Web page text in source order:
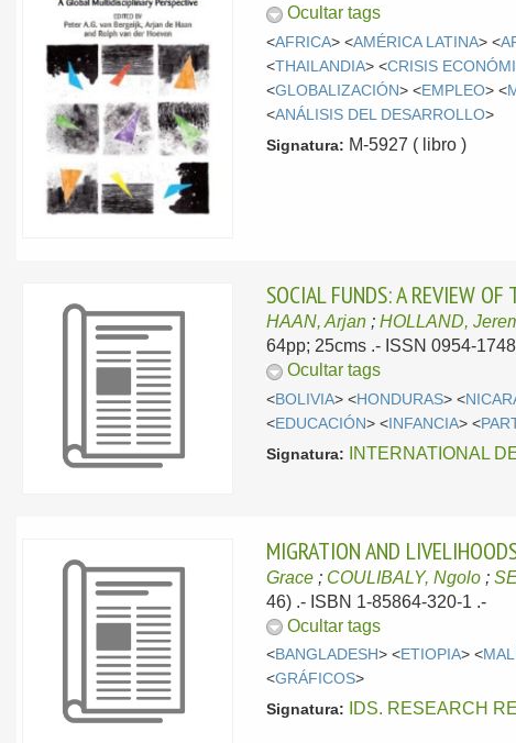
Ocultar tags
<AFRICA> <AMÉRICA LATINA> <
<THAILANDIA> <CRISIS
<GLOBALIZACIÓN> <EMPLEO> <
<ANÁLISIS DEL DESARROLLO>
Signatura: M-5927 ( libro )
SOCIAL FUNDS: A REVIEW OF
HAAN, Arjan ;HOLLAND,
64pp; 25cms .- ISSN 0954-
Ocultar tags
<BOLIVIA> <HONDURAS> <
<EDUCACIÓN> < INFANCIA> <
Signatura: INTERNATIONAL
MIGRATION AND
Grace ; COULIBALY, Ngolo ;
46) .- ISBN 1-85864-320-1 .-
Ocultar tags
<BANGLADESH> <ETIOPIA> <
<GRÁFICOS>
Signatura: IDS. RESEARCH